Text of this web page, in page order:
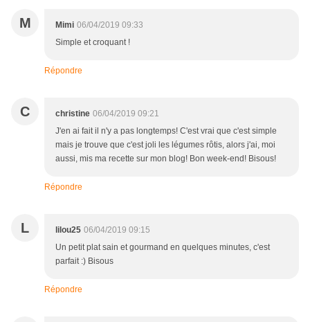
M Mimi 06/04/2019 09:33
Simple et croquant !
Répondre
C christine 06/04/2019 09:21
J'en ai fait il n'y a pas longtemps! C'est vrai que c'est simple
mais je trouve que c'est joli les légumes rôtis, alors j'ai, moi
aussi, mis ma recette sur mon blog! Bon week-end! Bisous!
Répondre
L lilou25 06/04/2019 09:15
Un petit plat sain et gourmand en quelques minutes, c'est
parfait :) Bisous
Répondre